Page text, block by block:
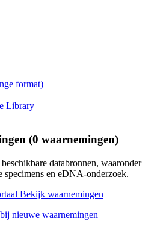
format)
Library
(0 waarnemingen)
databronnen, waaronder
specimens en eDNA-onderzoek.
Bekijk waarnemingen
nieuwe waarnemingen